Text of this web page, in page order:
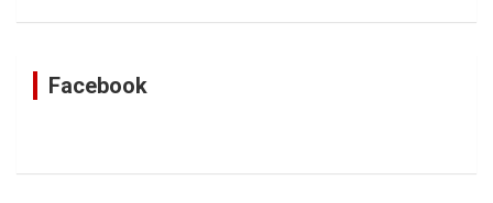
Facebook